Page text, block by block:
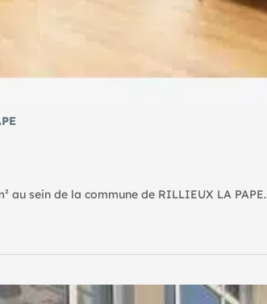
au sein de la commune de RILLIEUX LA PAPE.